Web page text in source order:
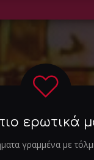
ερωτικά
γραμμένα με τόλμη